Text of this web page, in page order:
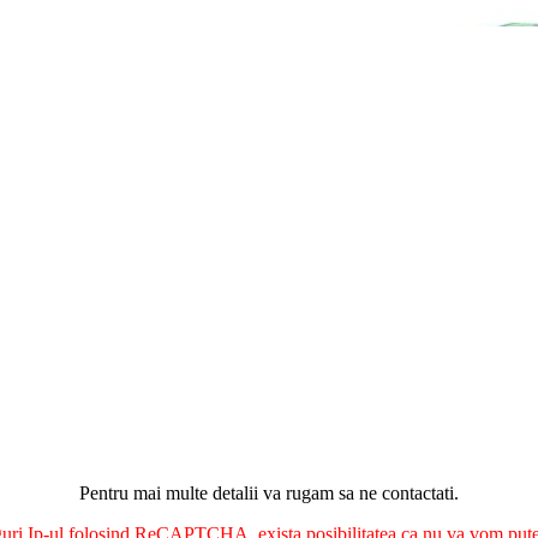
Pentru mai multe detalii va rugam sa ne contactati.
Ip-ul folosind ReCAPTCHA, exista posibilitatea ca nu va vom